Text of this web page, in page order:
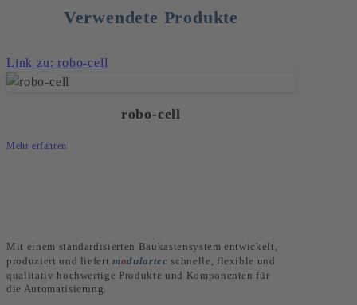
Verwendete Produkte
Link zu: robo-cell
robo-cell
Mehr erfahren
Mit einem standardisierten Baukastensystem entwickelt,
produziert und liefertmodulartec schnelle, flexible und
qualitativ hochwertige Produkte und Komponenten für
die Automatisierung.